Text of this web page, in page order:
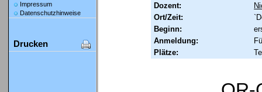
Impressum
Datenschutzhinweise
Drucken
Dozent:
Ort/Zeit:
Beginn:
Anmeldung:
Plätze: